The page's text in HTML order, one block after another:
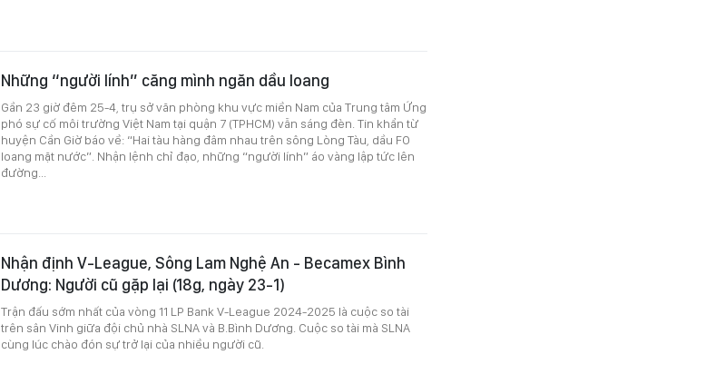
Những “người lính” căng mình ngăn dầu loang
Gần 23 giờ đêm 25-4, trụ sở văn phòng khu vực miền Nam của Trung tâm Ứng
phó sự cố môi trường Việt Nam tại quận 7 (TPHCM) vẫn sáng đèn. Tin khẩn từ
huyện Cần Giờ báo về: “Hai tàu hàng đâm nhau trên sông Lòng Tàu, dầu FO
loang mặt nước”. Nhận lệnh chỉ đạo, những “người lính” áo vàng lập tức lên
đường...
Nhận định V-League, Sông Lam Nghệ An - Becamex Bình
Dương: Người cũ gặp lại (18g, ngày 23-1)
Trận đấu sớm nhất của vòng 11 LP Bank V-League 2024-2025 là cuộc so tài
trên sân Vinh giữa đội chủ nhà SLNA và B.Bình Dương. Cuộc so tài mà SLNA
cùng lúc chào đón sự trở lại của nhiều người cũ.